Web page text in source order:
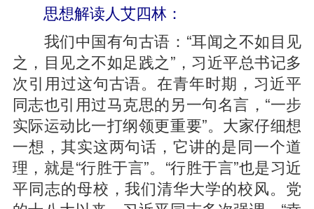
思想解读人艾四林：
我们中国有句古语：“耳闻之不如目见
之，目见之不如足践之”，习近平总书记多
次引用过这句古语。在青年时期，习近平
同志也引用过马克思的另一句名言，“一步
实际运动比一打纲领更重要”。大家仔细想
一想，其实这两句话，它讲的是同一个道
理，就是“行胜于言”。“行胜于言”也是习近
平同志的母校，我们清华大学的校风。党